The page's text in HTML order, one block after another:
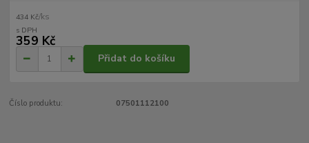
434 Kč/ks
359 Kč
Přidat do košíku
Číslo produktu: 07501112100